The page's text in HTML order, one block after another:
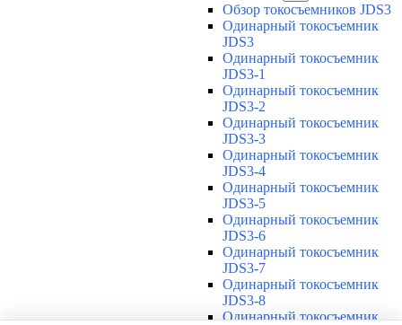
Обзор токосъемников JDS3
Одинарный токосъемник
JDS3
Одинарный токосъемник
JDS3-1
Одинарный токосъемник
JDS3-2
Одинарный токосъемник
JDS3-3
Одинарный токосъемник
JDS3-4
Одинарный токосъемник
JDS3-5
Одинарный токосъемник
JDS3-6
Одинарный токосъемник
JDS3-7
Одинарный токосъемник
JDS3-8
Одинарный токосъемник